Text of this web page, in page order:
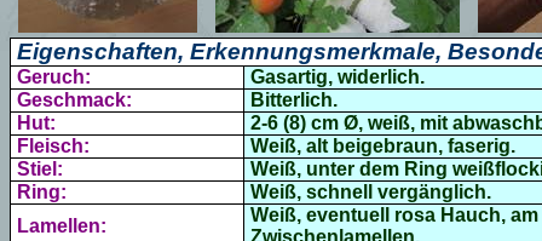
Eigenschaften, Erkennungsmerkmale,
Geruch:
Gasartig, widerlich.
Geschmack:
Bitterlich.
Hut:
2-6 (8) cm Ø, weiß, mit
Fleisch:
Weiß, alt beigebraun, faserig.
Stiel:
Weiß, unter dem Ring
Ring:
Weiß, schnell vergänglich.
Lamellen:
Weiß, eventuell rosa Hauch,
Zwischenlamellen.